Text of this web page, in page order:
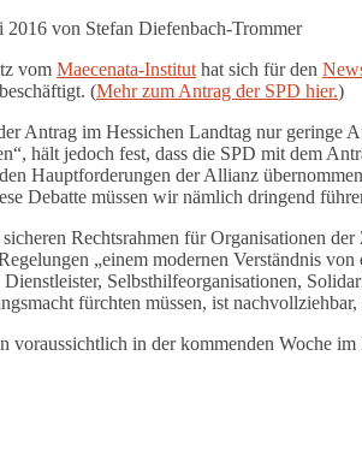
2016 von Stefan Diefenbach-Trommer
vom Maecenata-Institut hat sich für den
(Mehr zum Antrag der SPD hier.)
Antrag im Hessichen Landtag nur geringe
hält jedoch fest, dass die SPD mit dem
Hauptforderungen der Allianz
Debatte müssen wir nämlich dringend
Rechtsrahmen für Organisationen
„einem modernen Verständnis
Selbsthilfeorganisationen,
fürchten müssen, ist
in der kommenden Woche im